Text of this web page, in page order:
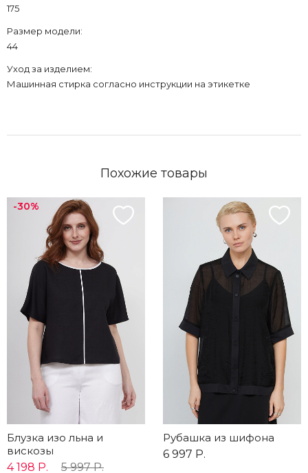
175
Размер модели:
44
Уход за изделием:
Машинная стирка согласно инструкции на этикетке
Похожие товары
-30%
Блузка изо льна и
вискозы
4 198 Р.
5 997 Р.
Рубашка из шифона
6 997 Р.